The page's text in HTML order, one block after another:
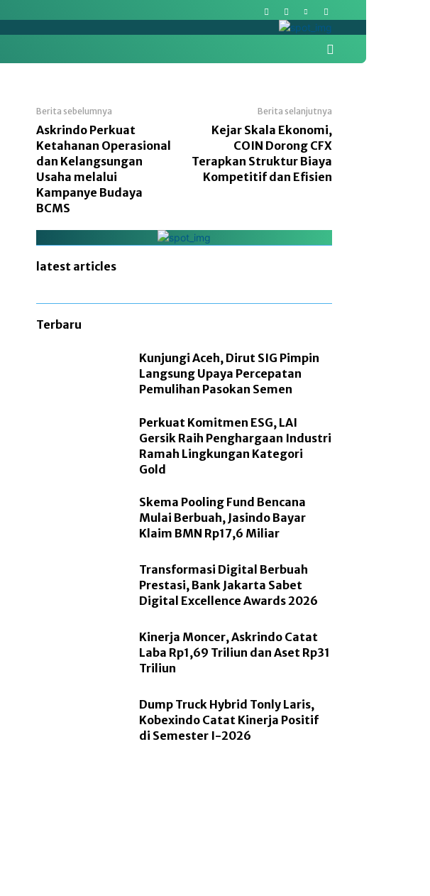
Berita sebelumnya
Askrindo Perkuat
Ketahanan Operasional
dan Kelangsungan
Usaha melalui
Kampanye Budaya
BCMS
Berita selanjutnya
Kejar Skala Ekonomi,
COIN Dorong CFX
Terapkan Struktur Biaya
Kompetitif dan Efisien
latest articles
Terbaru
Kunjungi Aceh, Dirut SIG Pimpin
Langsung Upaya Percepatan
Pemulihan Pasokan Semen
Perkuat Komitmen ESG, LAI
Gersik Raih Penghargaan Industri
Ramah Lingkungan Kategori
Gold
Skema Pooling Fund Bencana
Mulai Berbuah, Jasindo Bayar
Klaim BMN Rp17,6 Miliar
Transformasi Digital Berbuah
Prestasi, Bank Jakarta Sabet
Digital Excellence Awards 2026
Kinerja Moncer, Askrindo Catat
Laba Rp1,69 Triliun dan Aset Rp31
Triliun
Dump Truck Hybrid Tonly Laris,
Kobexindo Catat Kinerja Positif
di Semester I-2026